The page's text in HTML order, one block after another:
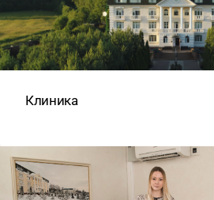
Клиника